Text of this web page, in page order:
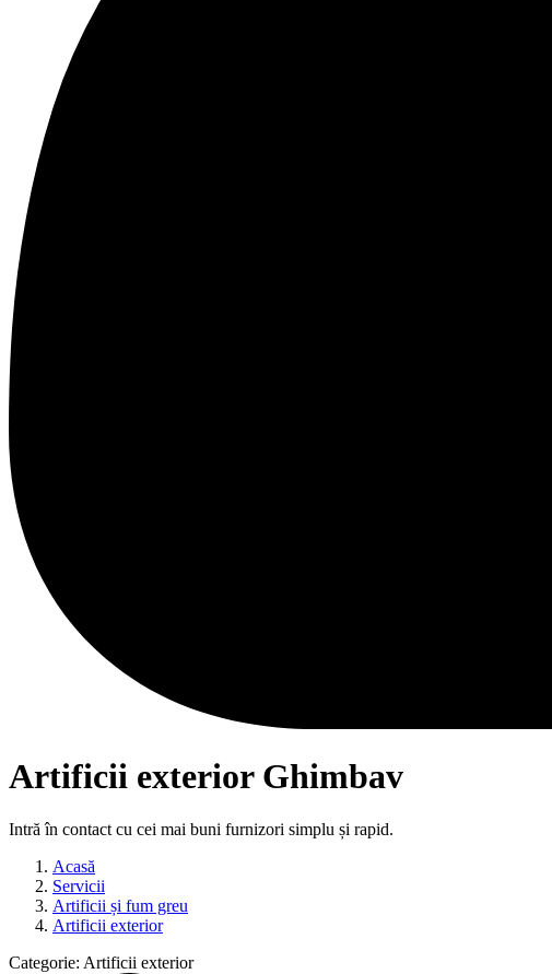
Artificii exterior Ghimbav
Intră în contact cu cei mai buni furnizori simplu și rapid.
Acasă
Servicii
Artificii și fum greu
Artificii exterior
Categorie: Artificii exterior